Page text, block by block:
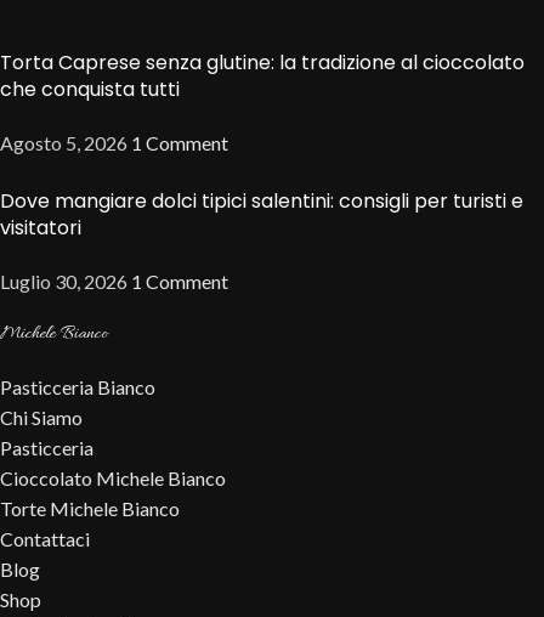
Torta Caprese senza glutine: la tradizione al cioccolato
che conquista tutti
Agosto 5, 2026 1 Comment
Dove mangiare dolci tipici salentini: consigli per turisti e
visitatori
Luglio 30, 2026 1 Comment
Michele Bianco
Pasticceria Bianco
Chi Siamo
Pasticceria
Cioccolato Michele Bianco
Torte Michele Bianco
Contattaci
Blog
Shop